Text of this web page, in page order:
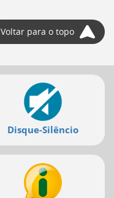
Voltar para o topo
Disque-Silêncio